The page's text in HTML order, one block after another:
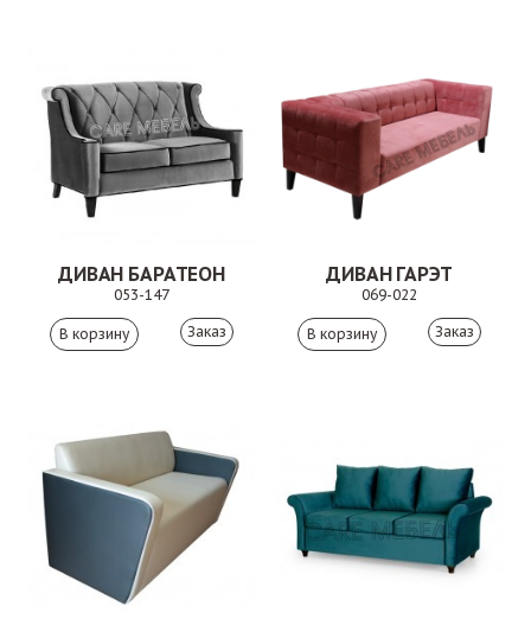
ДИВАН БАРАТЕОН
053-147
Заказ
ДИВАН ГАРЭТ
069-022
Заказ